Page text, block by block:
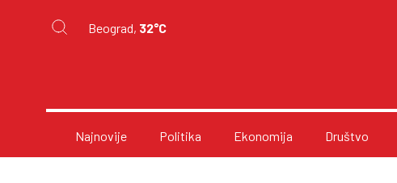
Beograd, 32°C
Najnovije Politika Ekonomija Društvo